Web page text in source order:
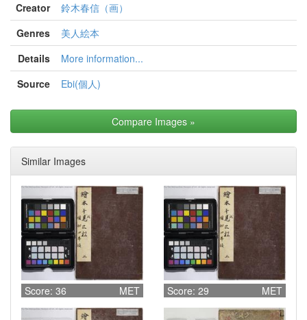
Creator
鈴木春信（画）
Genres
美人絵本
Details
More information...
Source
Ebi(個人)
Compare Images »
Similar Images
Score: 36 MET Score: 29 MET